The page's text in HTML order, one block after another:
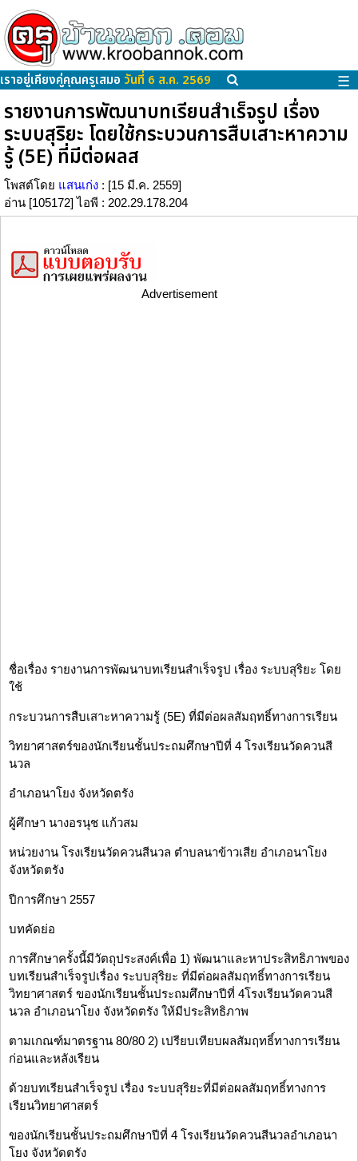
เราอยู่เคียงคู่คุณครูเสมอ วันที่ 6 ส.ค. 2569 ☰
รายงานการพัฒนาบทเรียนสำเร็จรูป เรื่อง
ระบบสุริยะ โดยใช้กระบวนการสืบเสาะหาความ
รู้ (5E) ที่มีต่อผลส
โพสต์โดย แสนเก่ง : [15 มี.ค. 2559]
อ่าน [105172] ไอพี : 202.29.178.204
Advertisement
ชื่อเรื่อง รายงานการพัฒนาบทเรียนสำเร็จรูป เรื่อง ระบบสุริยะ โดย
ใช้
กระบวนการสืบเสาะหาความรู้ (5E) ที่มีต่อผลสัมฤทธิ์ทางการเรียน
วิทยาศาสตร์ของนักเรียนชั้นประถมศึกษาปีที่ 4 โรงเรียนวัดควนสี
นวล
อำเภอนาโยง จังหวัดตรัง
ผู้ศึกษา นางอรนุช แก้วสม
หน่วยงาน โรงเรียนวัดควนสีนวล ตำบลนาข้าวเสีย อำเภอนาโยง
จังหวัดตรัง
ปีการศึกษา 2557
บทคัดย่อ
การศึกษาครั้งนี้มีวัตถุประสงค์เพื่อ 1) พัฒนาและหาประสิทธิภาพของ
บทเรียนสำเร็จรูปเรื่อง ระบบสุริยะ ที่มีต่อผลสัมฤทธิ์ทางการเรียน
วิทยาศาสตร์ ของนักเรียนชั้นประถมศึกษาปีที่ 4โรงเรียนวัดควนสี
นวล อำเภอนาโยง จังหวัดตรัง ให้มีประสิทธิภาพ
ตามเกณฑ์มาตรฐาน 80/80 2) เปรียบเทียบผลสัมฤทธิ์ทางการเรียน
ก่อนและหลังเรียน
ด้วยบทเรียนสำเร็จรูป เรื่อง ระบบสุริยะที่มีต่อผลสัมฤทธิ์ทางการ
เรียนวิทยาศาสตร์
ของนักเรียนชั้นประถมศึกษาปีที่ 4 โรงเรียนวัดควนสีนวลอำเภอนา
โยง จังหวัดตรัง